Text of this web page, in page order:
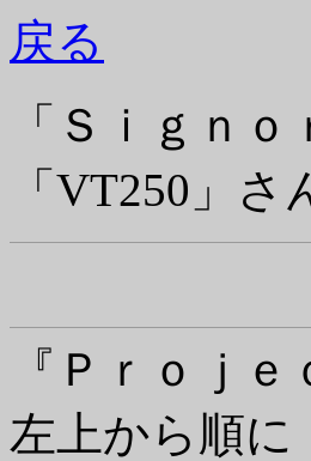
戻る
「Ｓｉｇｎ
「VT250」
『Ｐｒｏｊ
左上から順に